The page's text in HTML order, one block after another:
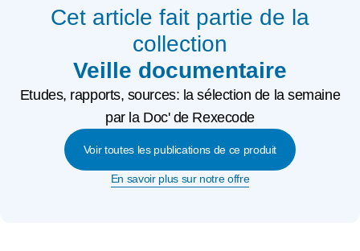
Cet article fait partie de la
collection
Veille documentaire
Etudes, rapports, sources: la sélection de la semaine
par la Doc' de Rexecode
Voir toutes les publications de ce produit
En savoir plus sur notre offre